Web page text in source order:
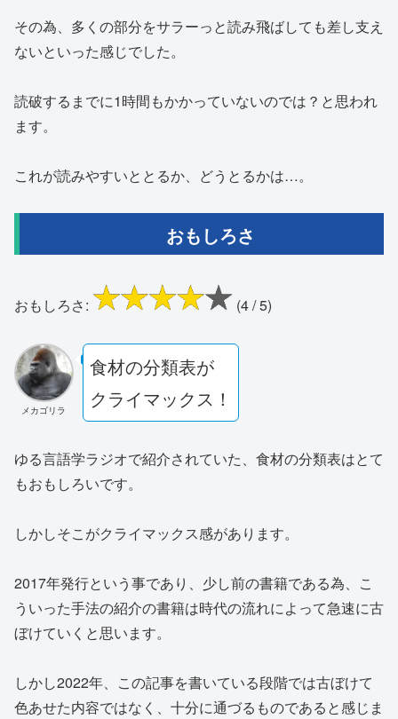
その為、多くの部分をサラーっと読み飛ばしても差し支え
ないといった感じでした。
読破するまでに1時間もかかっていないのでは？と思われ
ます。
これが読みやすいととるか、どうとるかは…。
おもしろさ
おもしろさ: (4 / 5)
メカゴリラ
食材の分類表が
クライマックス！
ゆる言語学ラジオで紹介されていた、食材の分類表はとて
もおもしろいです。
しかしそこがクライマックス感があります。
2017年発行という事であり、少し前の書籍である為、こ
ういった手法の紹介の書籍は時代の流れによって急速に古
ぼけていくと思います。
しかし2022年、この記事を書いている段階では古ぼけて
色あせた内容ではなく、十分に通づるものであると感じま